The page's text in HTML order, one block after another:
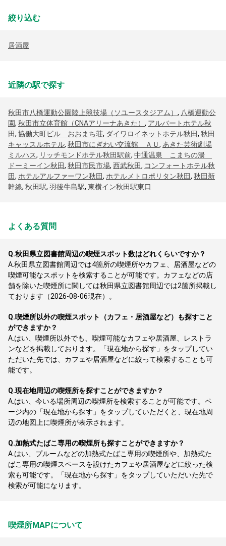
絞り込む
居酒屋
近隣の駅で探す
秋田市八橋運動公園陸上競技場（ソユースタジアム） , 八橋運動公
園, 秋田市立体育館（CNAアリーナあきた） , アルバートホテル秋
田, 協働大町ビル おおまち荘, ダイワロイネットホテル秋田, 秋田
キャッスルホテル, 秋田市にぎわい交流館 ＡＵ, あきた芸術劇場
ミルハス, リッチモンドホテル秋田駅前, 中通温泉 こまちの湯
ドーミーイン秋田, 秋田市民市場, 西武秋田, コンフォートホテル秋
田, ホテルアルファーワン秋田, ホテルメトロポリタン秋田, 秋田新
幹線, 秋田駅, 羽後牛島駅, 東横イン秋田駅東口
よくある質問
Q.秋田県立図書館周辺の喫煙スポット数はどれくらいですか？
A.秋田県立図書館周辺では4箇所の喫煙所やカフェ、居酒屋などの
喫煙可能なスポットを検索することが可能です。カフェなどの店
舗を除いた喫煙所に関しては秋田県立図書館周辺では2箇所掲載し
ております（2026-08-06現在）。
Q.喫煙所以外の喫煙スポット（カフェ・居酒屋など）も探すこと
ができますか？
A. はい、喫煙所以外でも、喫煙可能なカフェや居酒屋、レストラ
ンなどを掲載しております。「現在地から探す」をタップしてい
ただいた先では、カフェや居酒屋などに絞って検索することも可
能です。
Q.現在地周辺の喫煙所を探すことができますか？
A. はい、今いる場所周辺の喫煙所を検索することが可能です。ペ
ージ内の「現在地から探す」をタップしていただくと、現在地周
辺の地図上に喫煙所が表示されます。
Q.加熱式たばこ専用の喫煙所も探すことができますか？
A. はい、プルームなどの加熱式たばこ専用の喫煙所や、加熱式た
ばこ専用の喫煙スペースを設けたカフェや居酒屋などに絞った検
索も可能です。「現在地から探す」をタップしていただいた先で
検索が可能になります。
喫煙所MAPについて